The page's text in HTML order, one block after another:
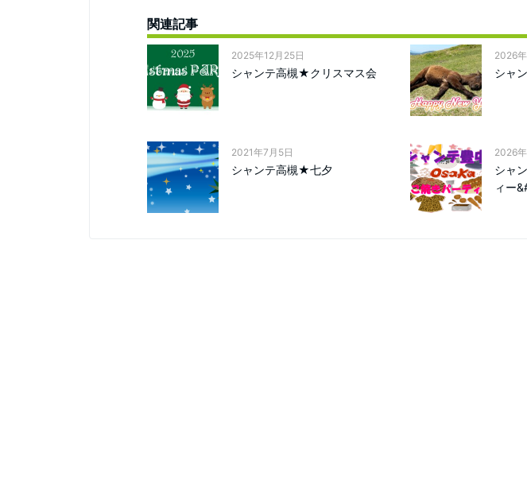
関連記事
2025年12月25日
シャンテ高槻★クリスマス会
2026
シャ
2021年7月5日
シャンテ高槻★七夕
2026
シャ
ィー